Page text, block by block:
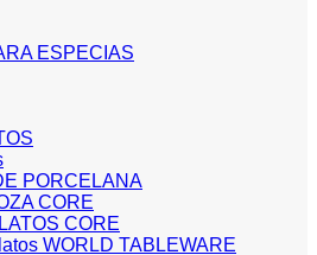
ESPECIAS
PORCELANA
CORE
CORE
WORLD TABLEWARE